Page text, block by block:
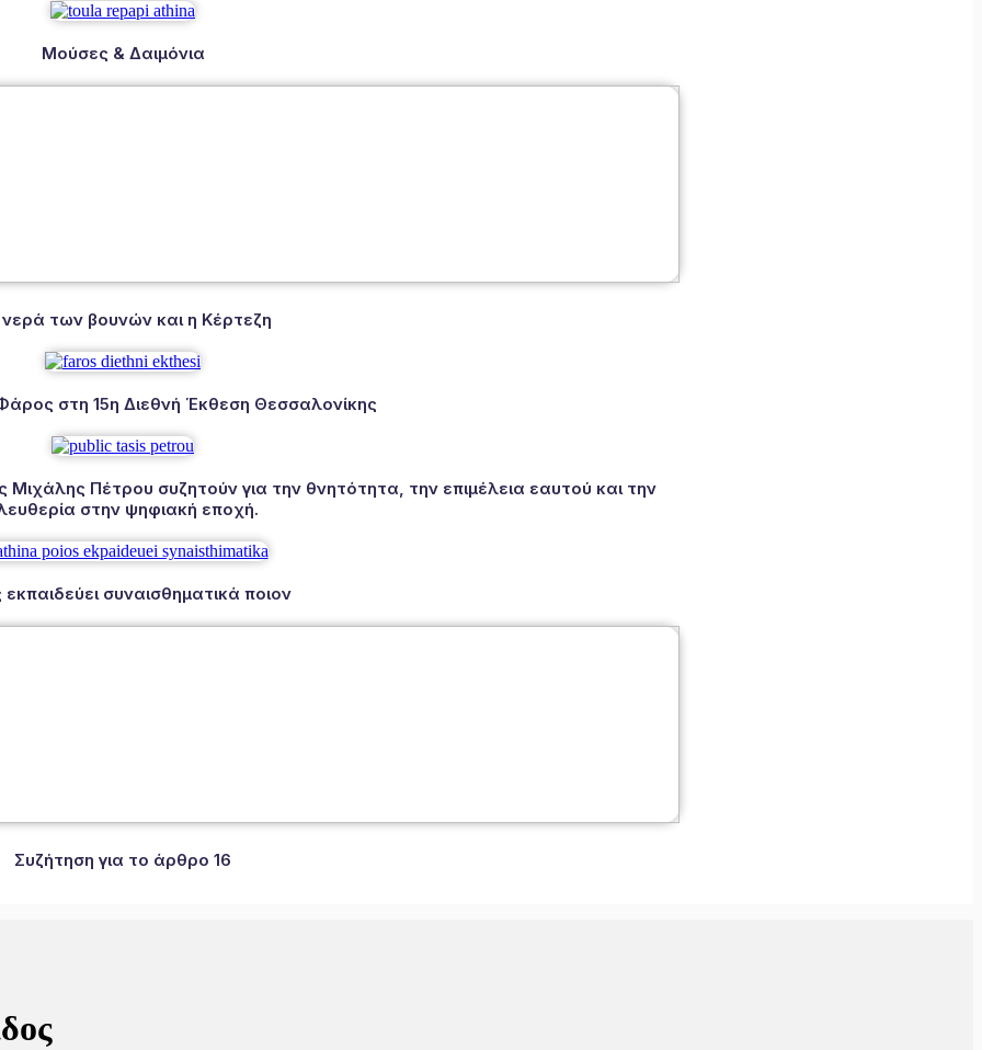
Μούσες & Δαιμόνια
των βουνών και η Κέρτεζη
στη 15η Διεθνή Έκθεση Θεσσαλονίκης
Πέτρου συζητούν για την θνητότητα, την επιμέλεια εαυτού και την
στην ψηφιακή εποχή.
εκπαιδεύει συναισθηματικά ποιον
Συζήτηση για το άρθρο 16